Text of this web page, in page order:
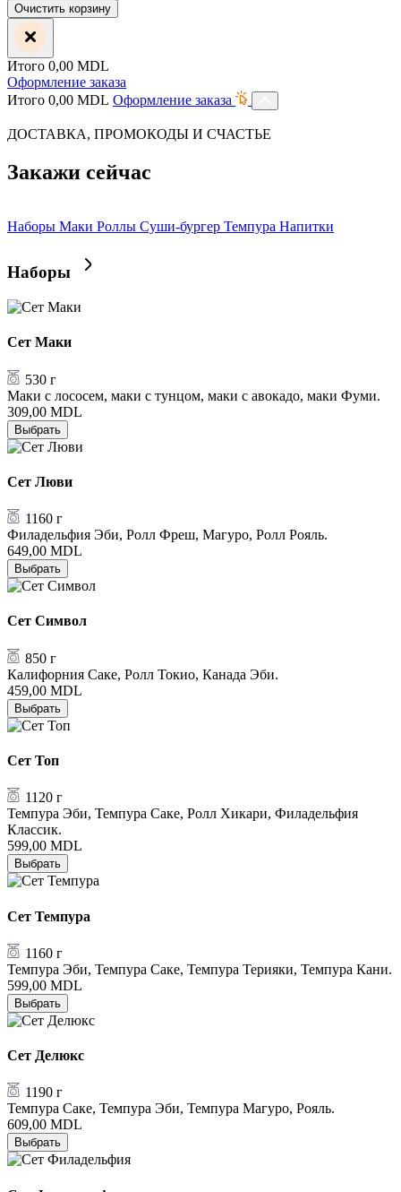
Очистить корзину
Итого 0,00 MDL
Оформление заказа
Итого 0,00 MDL Оформление заказа
ДОСТАВКА, ПРОМОКОДЫ И СЧАСТЬЕ
Закажи сейчас
Наборы Маки Роллы Суши-бургер Темпура Напитки
Наборы
Сет Маки
530 г
Маки с лососем, маки с тунцом, маки с авокадо, маки Фуми.
309,00 MDL
Выбрать
Сет Люви
1160 г
Филадельфия Эби, Ролл Фреш, Магуро, Ролл Рояль.
649,00 MDL
Выбрать
Сет Символ
850 г
Калифорния Саке, Ролл Токио, Канада Эби.
459,00 MDL
Выбрать
Сет Топ
1120 г
Темпура Эби, Темпура Саке, Ролл Хикари, Филадельфия
Классик.
599,00 MDL
Выбрать
Сет Темпура
1160 г
Темпура Эби, Темпура Саке, Темпура Терияки, Темпура Кани.
599,00 MDL
Выбрать
Сет Делюкс
1190 г
Темпура Саке, Темпура Эби, Темпура Магуро, Рояль.
609,00 MDL
Выбрать